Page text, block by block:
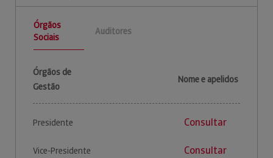
Órgãos
Sociais
Auditores
Órgãos de
Gestão
Nome e apelidos
Presidente Consultar
Vice-Presidente Consultar